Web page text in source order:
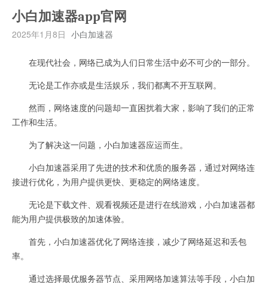
小白加速器app官网
2025年1月8日 小白加速器
在现代社会，网络已成为人们日常生活中必不可少的一部分。
无论是工作亦或是生活娱乐，我们都离不开互联网。
然而，网络速度的问题却一直困扰着大家，影响了我们的正常
工作和生活。
为了解决这一问题，小白加速器应运而生。
小白加速器采用了先进的技术和优质的服务器，通过对网络连
接进行优化，为用户提供更快、更稳定的网络速度。
无论是下载文件、观看视频还是进行在线游戏，小白加速器都
能为用户提供极致的加速体验。
首先，小白加速器优化了网络连接，减少了网络延迟和丢包
率。
通过选择最优服务器节点、采用网络加速算法等手段，小白加